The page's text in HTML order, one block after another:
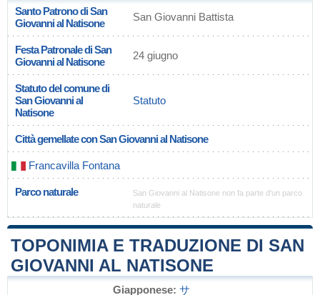
Santo Patrono di San
Giovanni al Natisone
San Giovanni Battista
Festa Patronale di San
Giovanni al Natisone
24 giugno
Statuto del comune di
San Giovanni al
Natisone
Statuto
Città gemellate con San Giovanni al Natisone
Francavilla Fontana
Parco naturale
San Giovanni al Natisone non fa parte d'un parco
naturale
TOPONIMIA E TRADUZIONE DI SAN
GIOVANNI AL NATISONE
Giapponese: サ